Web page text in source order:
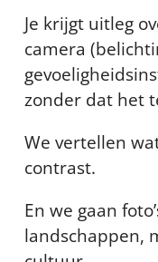
Je krijgt uitleg
camera
zonder dat het
We vertellen
contrast.
En we gaan
landschappen,